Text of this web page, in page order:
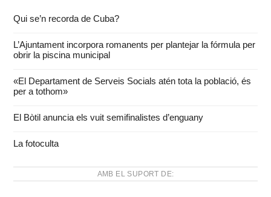
Qui se’n recorda de Cuba?
L’Ajuntament incorpora romanents per plantejar la fórmula per
obrir la piscina municipal
«El Departament de Serveis Socials atén tota la població, és
per a tothom»
El Bòtil anuncia els vuit semifinalistes d’enguany
La fotoculta
AMB EL SUPORT DE: